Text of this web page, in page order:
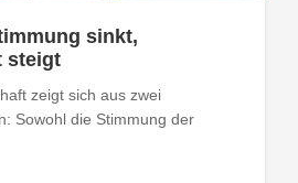
sinkt,
steigt
zeigt sich aus zwei
Sowohl die Stimmung der